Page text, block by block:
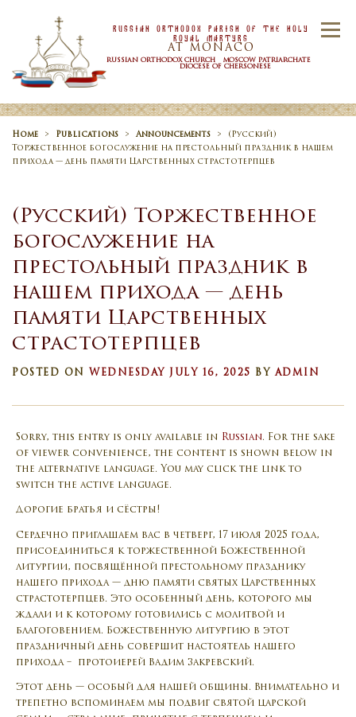
Menu
Russian Orthodox Parish Of the Holy
Royal Martyrs
AT MONACO
RUSSIAN ORTHODOX CHURCH MOSCOW PATRIARCHATE
DIOCESE OF CHERSONESE
HOME OUR PARISH NEWS
Home > Publications > Announcements >
(Русский)
Торжественное богослужение на престольный праздник в нашем
прихода — день памяти Царственных страстотерпцев
(Русский) Торжественное
богослужение на
престольный праздник в
нашем прихода — день
памяти Царственных
страстотерпцев
POSTED ON WEDNESDAY JULY 16, 2025 BYADMIN
Sorry, this entry is only available in Russian. For the sake
of viewer convenience, the content is shown below in
the alternative language. You may click the link to
switch the active language.
Дорогие братья и сёстры!
Сердечно приглашаем вас в четверг, 17 июля 2025 года,
присоединиться к торжественной Божественной
литургии, посвящённой престольному празднику
нашего прихода — дню памяти святых Царственных
страстотерпцев. Это особенный день, которого мы
ждали и к которому готовились с молитвой и
благоговением. Божественную литургию в этот
праздничный день совершит настоятель нашего
прихода – протоиерей Вадим Закревский.
Этот день — особый для нашей общины. Внимательно и
трепетно вспоминаем мы подвиг святой царской